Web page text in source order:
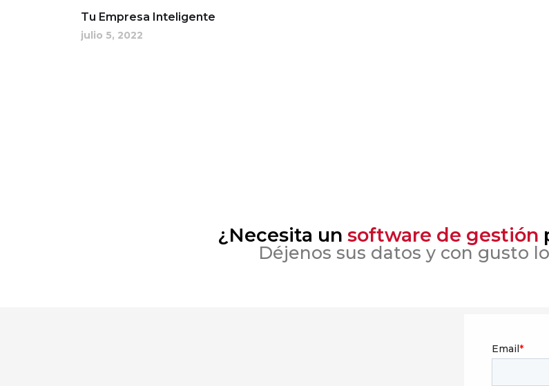
Tu Empresa Inteligente
julio 5, 2022
¿Necesita un software de gestión
Déjenos sus datos y con gusto